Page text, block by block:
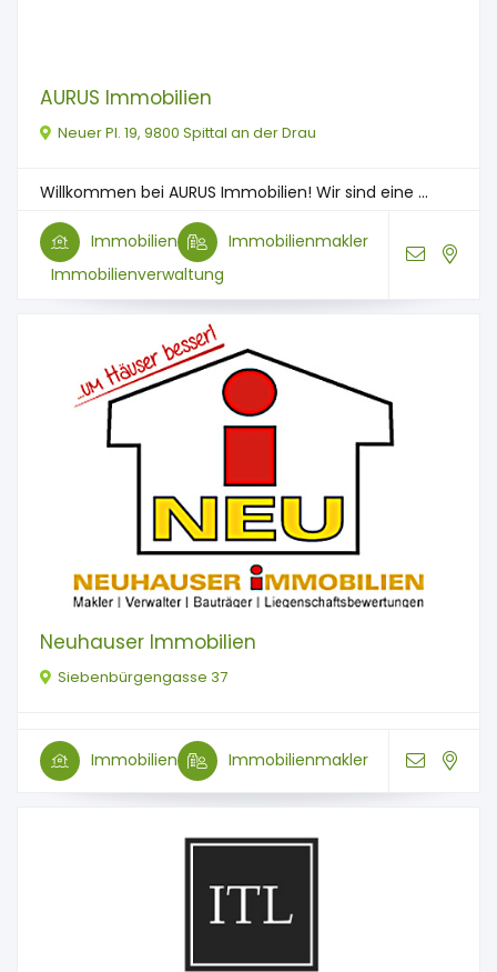
AURUS Immobilien
Neuer Pl. 19, 9800 Spittal an der Drau
Willkommen bei AURUS Immobilien! Wir sind eine ...
Immobilien
Immobilienmakler
Immobilienverwaltung
Neuhauser Immobilien
Siebenbürgengasse 37
Immobilien Immobilienmakler